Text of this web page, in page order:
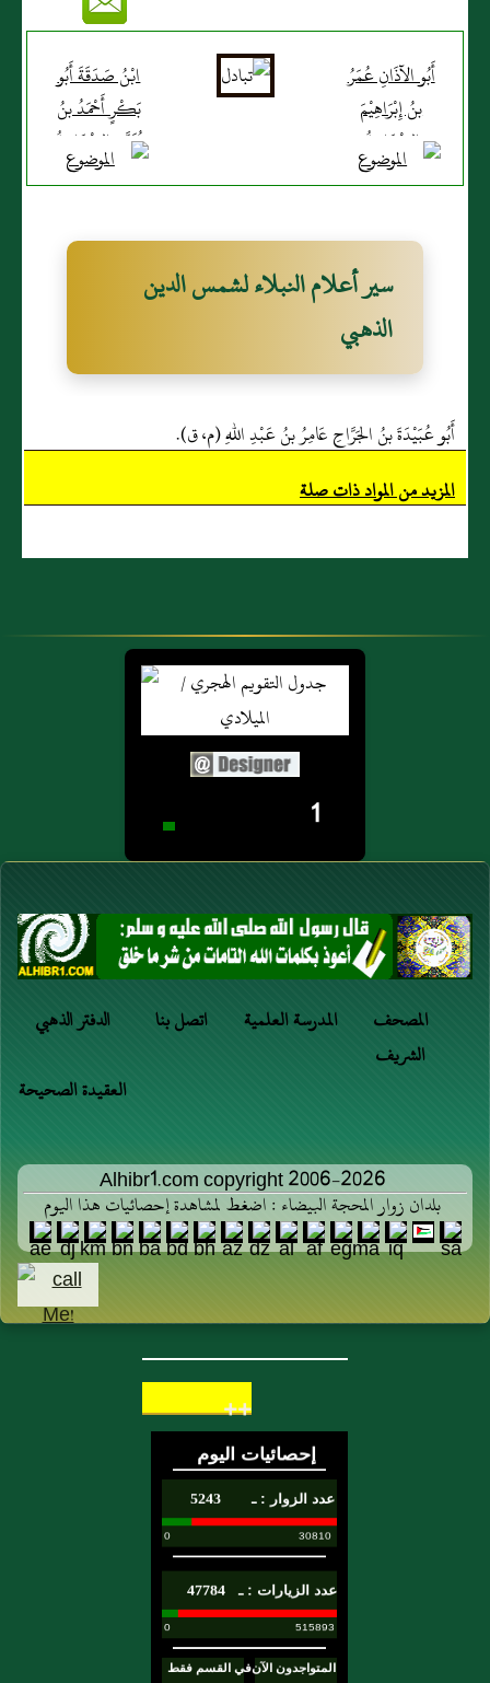
أَبُو الآذَانِ عُمَرُ
بنُ إِبْرَاهِيْمَ
البَغْدَادِيُّ
ابْنُ صَدَقَةَ أَبُو
بَكْرٍ أَحْمَدُ بنُ
مُحَمَّدٍ البَغْدَادِيُّ
سير أعلام النبلاء لشمس الدين
الذهبي
أَبُو عُبَيْدَةَ بنُ الجَرَّاحِ عَامِرُ بنُ عَبْدِ اللهِ (م، ق).
المزيد من المواد ذات صلة
1
الدفتر الذهبي اتصل بنا المدرسة العلمية
المصحف
الشريف
العقيدة الصحيحة
Alhibr1.com copyright 2006-2026
بلدان زوار المحجة البيضاء : اضغط لمشاهدة إحصائيات هذا اليوم
++